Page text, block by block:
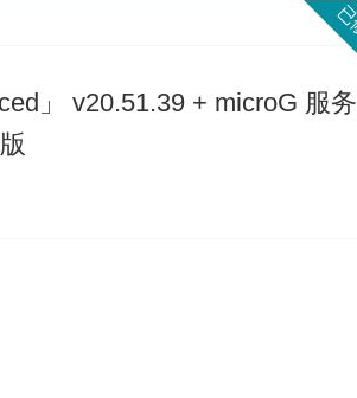
」 v20.51.39 + microG 服务